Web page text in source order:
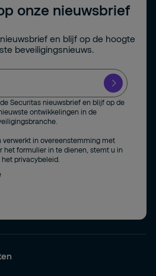
onze nieuwsbrief
en blijf op de hoogte
beveiligingsnieuws.
Securitas nieuwsbrief en blijf op de
ontwikkelingen in de
verwerkt in overeenstemming met
het formulier in te dienen, stemt u in
privacybeleid.